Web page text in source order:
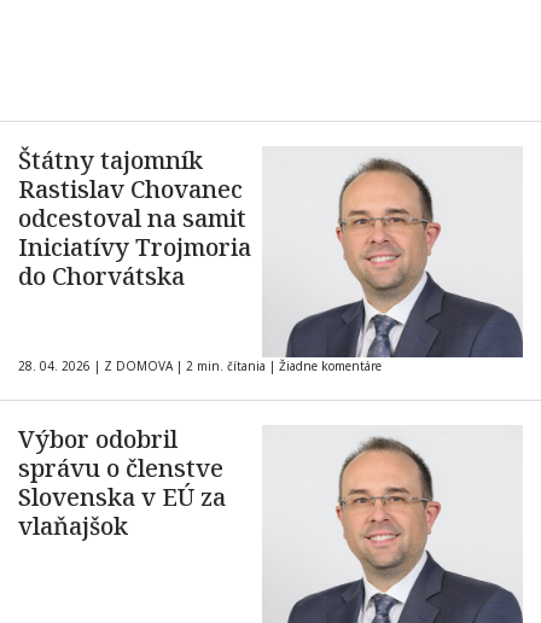
Štátny tajomník
Rastislav Chovanec
odcestoval na samit
Iniciatívy Trojmoria
do Chorvátska
28. 04. 2026 | Z DOMOVA | 2 min. čítania | Žiadne komentáre
Výbor odobril
správu o členstve
Slovenska v EÚ za
vlaňajšok